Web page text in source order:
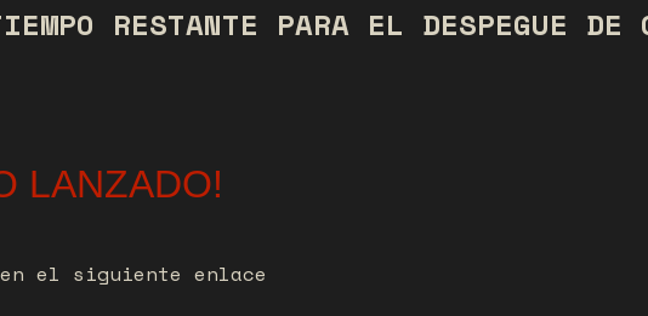
RESTANTE PARA EL DESPEGUE DE
LANZADO!
en el siguiente enlace